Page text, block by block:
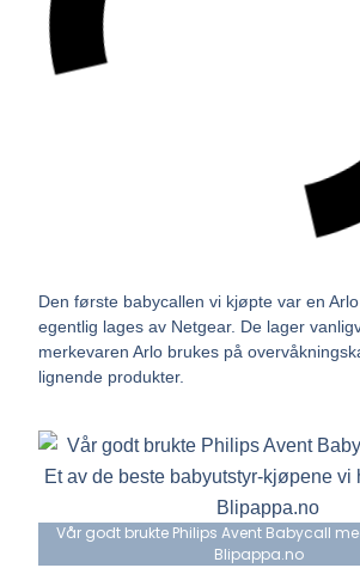
Den første babycallen vi kjøpte var en
egentlig lages av Netgear. De lager
merkevaren Arlo brukes på
lignende produkter.
Vår godt brukte Philips Avent Babycall
Blipappa.no